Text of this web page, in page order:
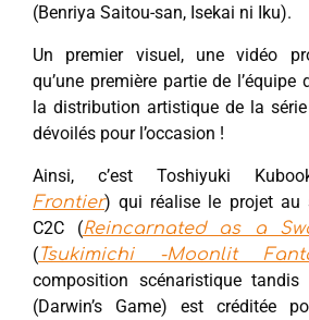
(Benriya Saitou-san, Isekai ni Iku).
Un premier visuel, une vidéo
qu’une première partie de
la distribution artistique de la
dévoilés pour l’occasion !
Ainsi, c’est Toshiyuki
Frontier) qui réalise le projet au
C2C (Reincarnated as a
(Tsukimichi -Moonlit
composition scénaristique
(Darwin’s Game) est créditée